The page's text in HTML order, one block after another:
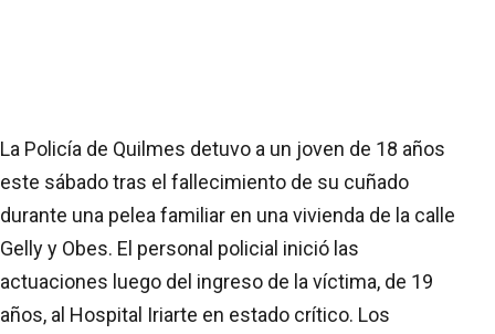
La Policía de Quilmes detuvo a un joven de 18 años
este sábado tras el fallecimiento de su cuñado
durante una pelea familiar en una vivienda de la calle
Gelly y Obes. El personal policial inició las
actuaciones luego del ingreso de la víctima, de 19
años, al Hospital Iriarte en estado crítico. Los